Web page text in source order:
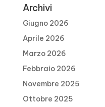
Archivi
Giugno 2026
Aprile 2026
Marzo 2026
Febbraio 2026
Novembre 2025
Ottobre 2025